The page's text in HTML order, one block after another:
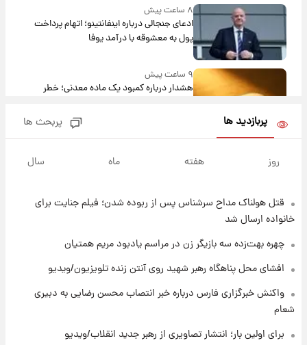
۸ ساعت پیش
ادعای جنجالی درباره اینفانتینو؛ اتهام پرداخت
پول به معشوقه با درآمد یوفا
۹ ساعت پیش
هشدار درباره کمبود یک ماده معدنی؛ خطر
پی رفتن رامین رضاییان+ عکس
۹ ساعت پیش
۱۰ ساعت پیش
شوید+ فیلم
۱۱ ساعت پیش
پربازدید ها پربحث ها
روز هفته ماه سال
قتل هولناک مداح سرشناس پس از ربوده شدن؛ فیلم جنایت برای
خانواده ارسال شد
چهره بهت‌زده سه بازیگر زن در مراسم یادبود مریم همتیان
افشای محل پناهگاه‌ رهبر شهید روی آنتن زنده تلویزیون/ویدیو
واکنش خبرگزاری فارس درباره خبر انتصاب محسن رضایی به دبیری
شعام
برای اولین بار؛ انتشار تصاویری از رهبر جدید انقلاب/ویدیو